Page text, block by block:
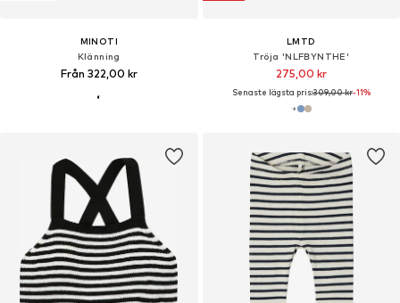
MINOTI
Klänning
Från 322,00 kr
LMTD
Tröja 'NLFBYNTHE'
275,00 kr
Senaste lägsta pris:309,00 kr-11%